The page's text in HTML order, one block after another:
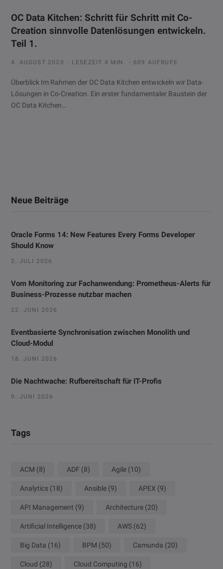
OC Data Kitchen: Schritt für Schritt mit Co-
Creation sinnvolle Datenlösungen entwickeln.
Teil 1.
4. AUGUST 2020 LESEZEIT 4 MIN. 609 AUFRUFE
Überblick Im Rahmen der OC Data Kitchen entwickeln wir Data-
Lösungen in Co-Creation. Ein erster fundamentaler Baustein der
OC Data Kitchen…
Neue Beiträge
Oracle Forms 14: New Features Every Forms Developer
Should Know
2. JULI 2026
Vom Monitoring zur Fachanwendung: Prometheus-Alerts für
Business-Prozesse nutzbar machen
22. JUNI 2026
Eventbasierte Synchronisation zwischen Monolith und
Cloud-Modul
18. JUNI 2026
Die Nachtwache: Rufbereitschaft für IT-Profis
9. JUNI 2026
Tags
ACM (8) ADF (8) Agile (10)
Analytics (18) Ansible (9) APEX (9)
API Management (9) Architecture (20)
Artificial Intelligence (38) AWS (62)
Big Data (16) BPM (50) Camunda (20)
Cloud (28) Cloud Computing (16)